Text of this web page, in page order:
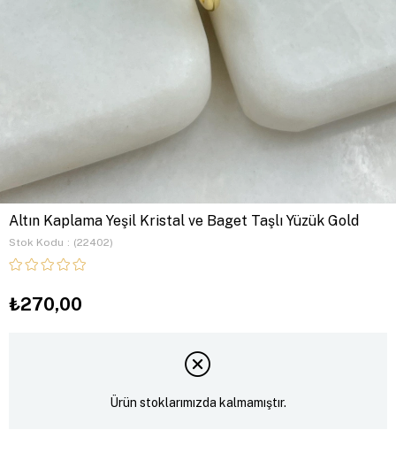
Altın Kaplama Yeşil Kristal ve Baget Taşlı Yüzük Gold
Stok Kodu (22402)
₺270,00
Ürün stoklarımızda kalmamıştır.